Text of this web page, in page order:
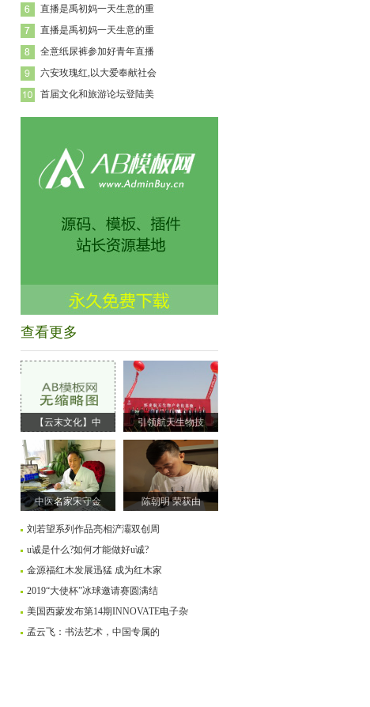
直播是禹初妈一天生意的重
直播是禹初妈一天生意的重
全意纸尿裤参加好青年直播
六安玫瑰红,以大爱奉献社会
首届文化和旅游论坛登陆美
查看更多
【云末文化】中 引领航天生物技
中医名家宋守金 陈朝明 荣获由
刘若望系列作品亮相浐灞双创周
u诚是什么?如何才能做好u诚?
金源福红木发展迅猛 成为红木家
2019“大使杯”冰球邀请赛圆满结
美国西蒙发布第14期INNOVATE电子杂
孟云飞：书法艺术，中国专属的